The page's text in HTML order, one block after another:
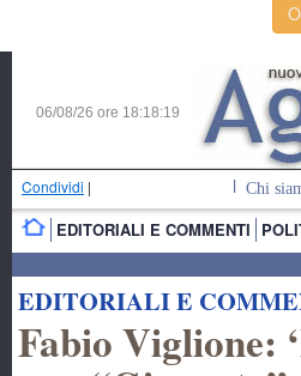
06/08/26 ore 18:18:20
Condividi | Chi
EDITORIALI E COMMENTI
EDITORIALI E
Fabio Viglione: